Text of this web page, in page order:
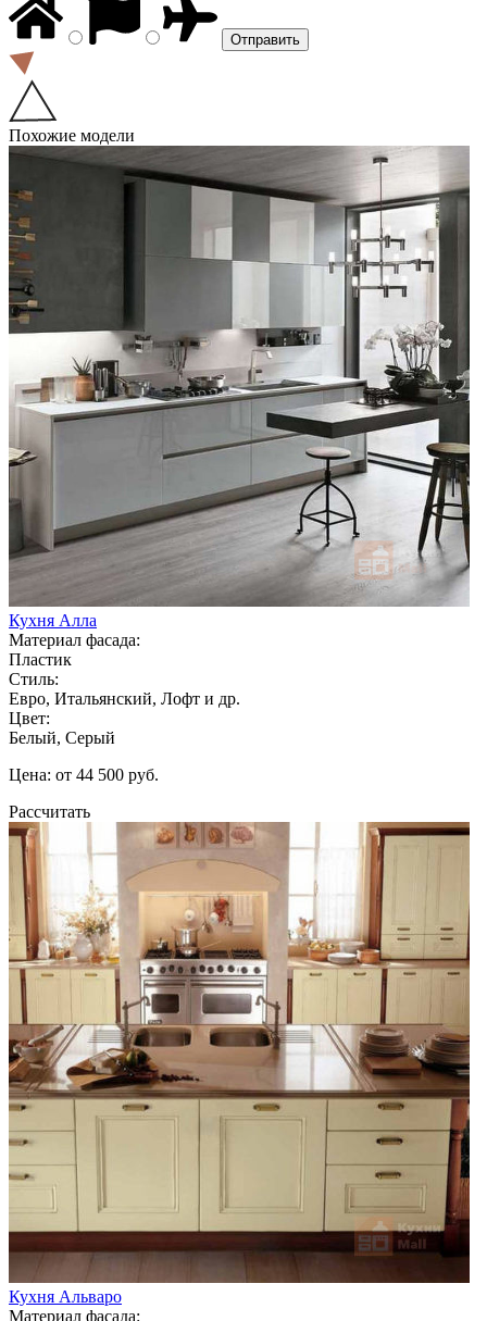
Похожие модели
Кухня Алла
Материал фасада:
Пластик
Стиль:
Евро, Итальянский, Лофт и др.
Цвет:
Белый, Серый
Цена: от 44 500 руб.
Рассчитать
Кухня Альваро
Материал фасада: